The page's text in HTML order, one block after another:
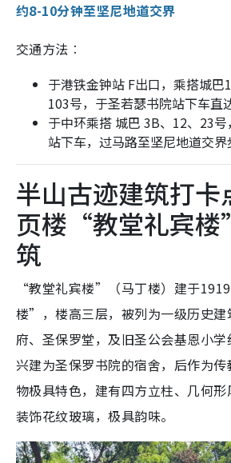
约8-10分钟至坚尼地道交界
交通方法︰
于港铁金钟站 F出口，乘搭城巴
103号，于圣若瑟书院站下车直
于中环乘搭 城巴 3B、12、23
站下车，过马路至坚尼地道交
半山古迹建筑打卡
页楼“教堂礼宾
筑
“教堂礼宾楼”（马丁楼）建于
楼”，楼高三层，被列为一级历史建
府、圣保罗堂，及旧圣公会基恩小
兴建为圣保罗书院的宿舍，后作为
物极具特色，建有四方立柱、几何形
装饰花纹玻璃，极具韵味。